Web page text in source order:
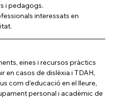
i pedagogs.
interessats en
eines i recursos pràctics
en casos de dislèxia i TDAH,
com d'educació en el lleure,
personal i acadèmic de